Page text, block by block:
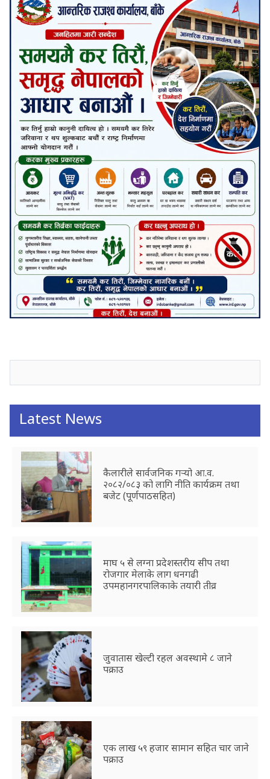
Latest News
कैलारीले सार्वजनिक गर्‍यो आ.व.
२०८२/०८३ को लागि नीति कार्यक्रम तथा
बजेट (पूर्णपाठसहित)
माघ ५ से लग्ना प्रदेशस्तरीय सीप तथा
रोजगार मेलाके लाग धनगढी
उपमहानगरपालिकाके तयारी तीव्र
जुवातास खेल्टी रहल अवस्थामे ८ जाने
पक्राउ
एक लाख ५९ हजार सामान सहित चार जाने
पक्राउ